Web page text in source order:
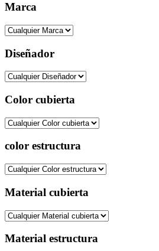
Marca
Diseñador
Color cubierta
color estructura
Material cubierta
Material estructura